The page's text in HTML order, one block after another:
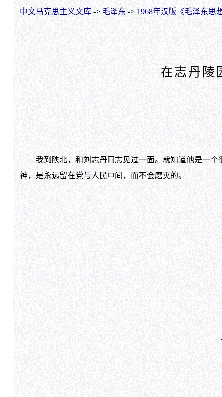
中文马克思主义文库-> 毛泽东 -> 1968年汉版《毛泽东思
在志丹陵
我到陕北，和刘志丹同志见过一面。就知道他是一个
神，是永远留在党与人民中间，而不会磨灭的。